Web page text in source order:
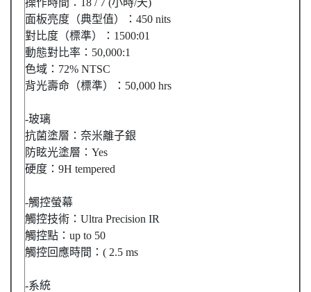
操作時間：18 / 7 (小時/天)
面板亮度（典型值）：450 nits
對比度（標準）：1500:01
動態對比率：50,000:1
色域：72% NTSC
背光壽命（標準）：50,000 hrs
-玻璃
抗菌塗層：奈米離子銀
防眩光塗層：Yes
硬度：9H tempered
-觸控螢幕
觸控技術：Ultra Precision IR
觸控點：up to 50
觸控回應時間：( 2.5 ms
-系統